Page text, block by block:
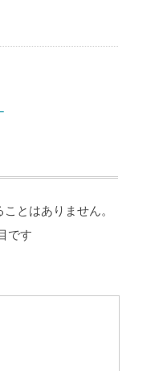
とはありません。
です